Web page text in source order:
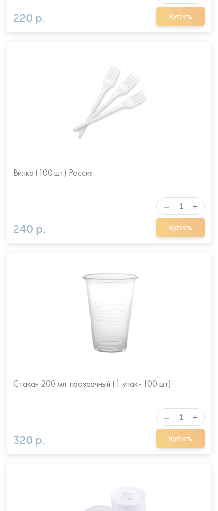
220 р. Купить
Вилка (100 шт) Россия
240 р. Купить
— +
Стакан 200 мл. прозрачный (1 упак- 100 шт)
320 р. Купить
— +